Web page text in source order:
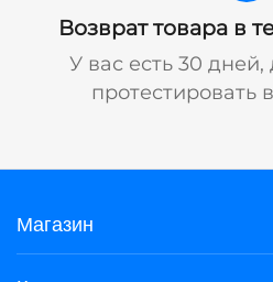
Возврат товара в
У вас есть 30 дней,
протестировать
Магазин